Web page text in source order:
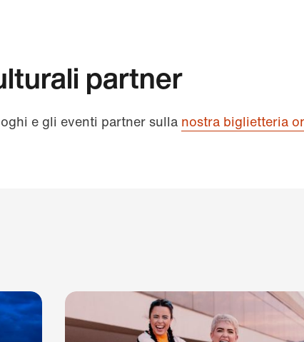
partner
e gli eventi partner sulla nostra biglietteria